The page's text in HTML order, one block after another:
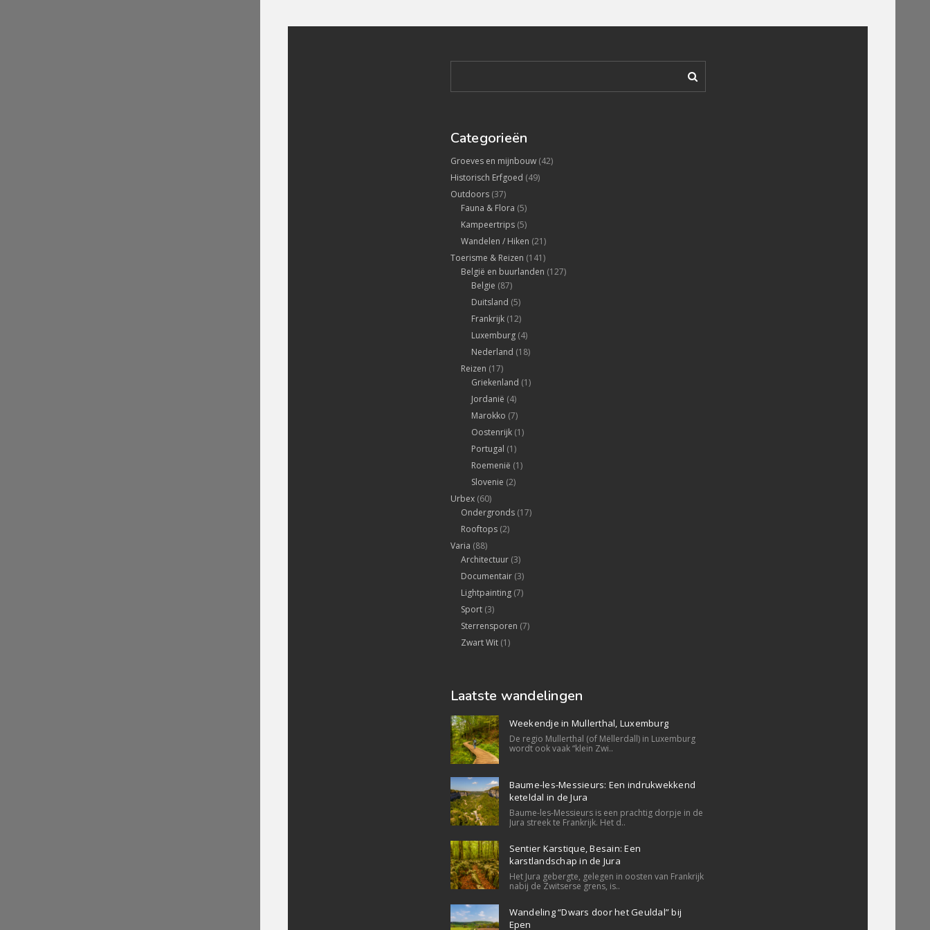
Categorieën
Groeves en mijnbouw(42)
Historisch Erfgoed (49)
Outdoors(37)
Fauna & Flora (5)
Kampeertrips(5)
Wandelen / Hiken (21)
Toerisme & Reizen (141)
België en buurlanden (127)
Belgie (87)
Duitsland (5)
Frankrijk(12)
Luxemburg(4)
Nederland (18)
Reizen (17)
Griekenland (1)
Jordanië (4)
Marokko (7)
Oostenrijk(1)
Portugal (1)
Roemenië (1)
Slovenie (2)
Urbex(60)
Ondergronds(17)
Rooftops(2)
Varia (88)
Architectuur(3)
Documentair(3)
Lightpainting(7)
Sport(3)
Sterrensporen (7)
Zwart Wit(1)
Laatste wandelingen
Weekendje in Mullerthal, Luxemburg
De regio Mullerthal (of Mëllerdall) in Luxemburg
wordt ook vaak “klein Zwi..
Baume-les-Messieurs: Een indrukwekkend
keteldal in de Jura
Baume-les-Messieurs is een prachtig dorpje in de
Jura streek te Frankrijk. Het d..
Sentier Karstique, Besain: Een
karstlandschap in de Jura
Het Jura gebergte, gelegen in oosten van Frankrijk
nabij de Zwitserse grens, is..
Wandeling “Dwars door het Geuldal” bij
Epen